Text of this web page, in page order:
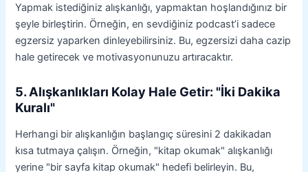
Yapmak istediğiniz alışkanlığı, yapmaktan hoşlandığınız bir
şeyle birleştirin. Örneğin, en sevdiğiniz podcast’i sadece
egzersiz yaparken dinleyebilirsiniz. Bu, egzersizi daha cazip
hale getirecek ve motivasyonunuzu artıracaktır.
5. Alışkanlıkları Kolay Hale Getir: "İki Dakika
Kuralı"
Herhangi bir alışkanlığın başlangıç süresini 2 dakikadan
kısa tutmaya çalışın. Örneğin, "kitap okumak" alışkanlığı
yerine "bir sayfa kitap okumak" hedefi belirleyin. Bu,